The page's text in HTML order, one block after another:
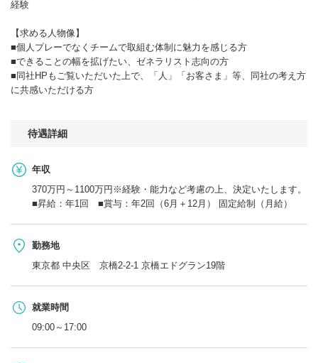
経験
【求める人物像】
■個人プレーでなくチームで取組む体制に魅力を感じる方
■できることの幅を拡げたい、ゼネラリスト志向の方
■同社HPもご覧いただいた上で、「人」「お客さま」等、同社の考え方
に共感いただける方
待遇詳細
年収
370万円～1100万円※経験・能力など考慮の上、決定いたします。
■昇給：年1回 ■賞与：年2回（6月＋12月） 固定給制（月給）
勤務地
東京都 中央区 京橋2-2-1 京橋エドグラン19階
就業時間
09:00～17:00